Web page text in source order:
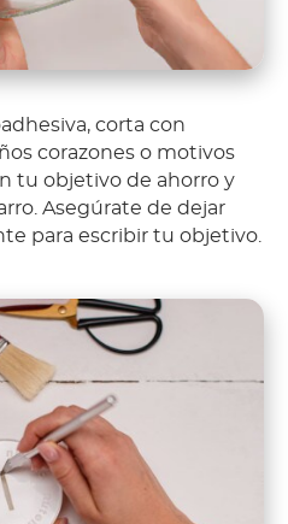
corta con
corazones o motivos
tu objetivo de ahorro y
Asegúrate de dejar
para escribir tu objetivo.